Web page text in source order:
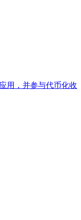
用，并参与代币化收